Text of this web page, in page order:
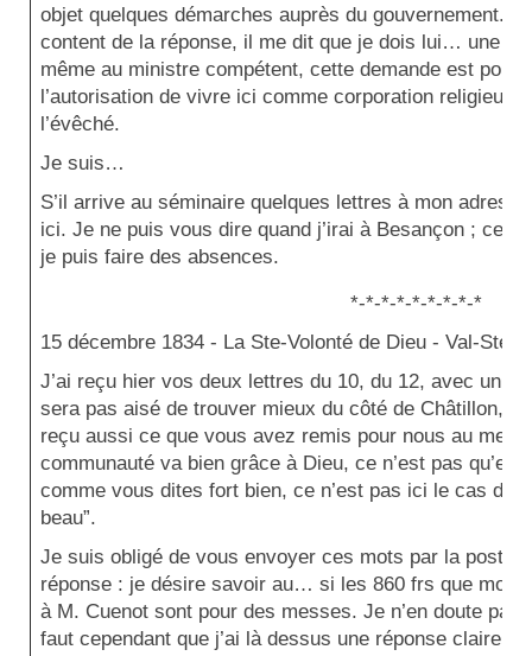
objet quelques démarches auprès du gouvernement. Il
content de la réponse, il me dit que je dois lui… une
même au ministre compétent, cette demande est pour
l’autorisation de vivre ici comme corporation
l’évêché.
Je suis…
S’il arrive au séminaire quelques lettres à mon
ici. Je ne puis vous dire quand j’irai à Besançon ; ce
je puis faire des absences.
*-*-*-*-*-*-*-*-*
15 décembre 1834 - La Ste-Volonté de Dieu - Val-Ste-
J’ai reçu hier vos deux lettres du 10, du 12, avec un
sera pas aisé de trouver mieux du côté de Châtillon,
reçu aussi ce que vous avez remis pour nous au
communauté va bien grâce à Dieu, ce n’est pas
comme vous dites fort bien, ce n’est pas ici le cas de
beau”.
Je suis obligé de vous envoyer ces mots par la poste
réponse : je désire savoir au… si les 860 frs que mon
à M. Cuenot sont pour des messes. Je n’en doute pas
faut cependant que j’ai là dessus une réponse claire.